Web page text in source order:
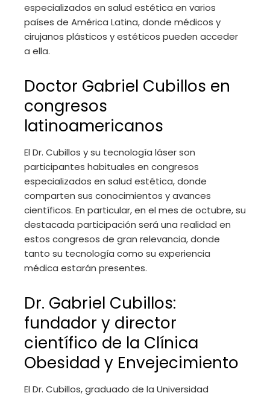
especializados en salud estética en varios
países de América Latina, donde médicos y
cirujanos plásticos y estéticos pueden acceder
a ella.
Doctor Gabriel Cubillos en
congresos
latinoamericanos
El Dr. Cubillos y su tecnología láser son
participantes habituales en congresos
especializados en salud estética, donde
comparten sus conocimientos y avances
científicos. En particular, en el mes de octubre, su
destacada participación será una realidad en
estos congresos de gran relevancia, donde
tanto su tecnología como su experiencia
médica estarán presentes.
Dr. Gabriel Cubillos:
fundador y director
científico de la Clínica
Obesidad y Envejecimiento
El Dr. Cubillos, graduado de la Universidad